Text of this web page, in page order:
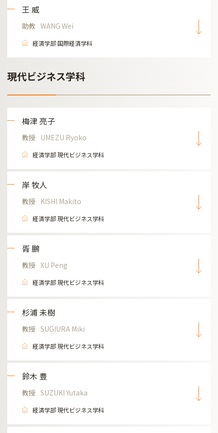
王 威
助教 WANG Wei
経済学部 国際経済学科
現代ビジネス学科
梅津 亮子
教授 UMEZU Ryoko
経済学部 現代ビジネス学科
岸 牧人
教授 KISHI Makito
経済学部 現代ビジネス学科
胥 鵬
教授 XU Peng
経済学部 現代ビジネス学科
杉浦 未樹
教授 SUGIURA Miki
経済学部 現代ビジネス学科
鈴木 豊
教授 SUZUKI Yutaka
経済学部 現代ビジネス学科